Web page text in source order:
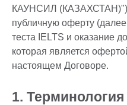
КАУНСИЛ (КАЗАХСТАН)")
публичную оферту
теста IELTS и оказание
которая является
настоящем Договоре.
1. Терминология